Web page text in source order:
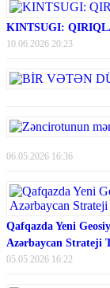
KINTSUGI:
10.06.2026 20:23
06.05.2026 16:36
Qafqazda Yeni
Azərbaycan Strateji
05.05.2026 16:22